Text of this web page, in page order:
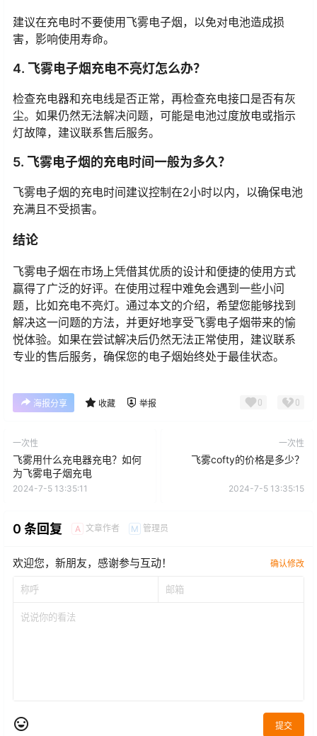
建议在充电时不要使用飞雾电子烟，以免对电池造成损
害，影响使用寿命。
4. 飞雾电子烟充电不亮灯怎么办？
检查充电器和充电线是否正常，再检查充电接口是否有灰
尘。如果仍然无法解决问题，可能是电池过度放电或指示
灯故障，建议联系售后服务。
5. 飞雾电子烟的充电时间一般为多久？
飞雾电子烟的充电时间建议控制在2小时以内，以确保电池
充满且不受损害。
结论
飞雾电子烟在市场上凭借其优质的设计和便捷的使用方式
赢得了广泛的好评。在使用过程中难免会遇到一些小问
题，比如充电不亮灯。通过本文的介绍，希望您能够找到
解决这一问题的方法，并更好地享受飞雾电子烟带来的愉
悦体验。如果在尝试解决后仍然无法正常使用，建议联系
专业的售后服务，确保您的电子烟始终处于最佳状态。
海报分享 收藏 举报 0 0
一次性
飞雾用什么充电器充电？如何
为飞雾电子烟充电
2024-7-5 13:35:11
一次性
飞雾cofty的价格是多少？
2024-7-5 13:35:15
0 条回复 A 文章作者 M 管理员
欢迎您，新朋友，感谢参与互动！ 确认修改
提交